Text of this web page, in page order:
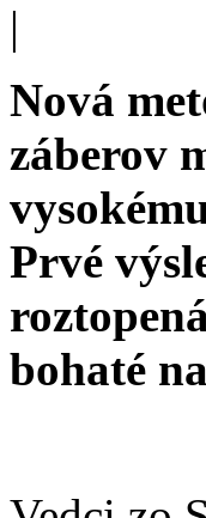
|
Nová
záberov
Prvé
bohaté